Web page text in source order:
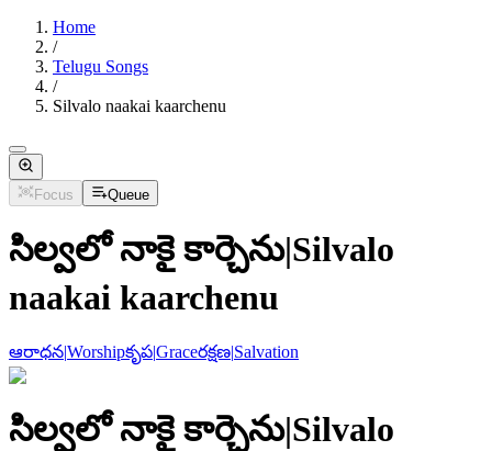
Home
/
Telugu Songs
/
Silvalo naakai kaarchenu
Focus Queue
సిల్వలో నాకై కార్చెను|Silvalo
naakai kaarchenu
ఆరాధన|Worshipకృప|Graceరక్షణ|Salvation
సిల్వలో నాకై కార్చెను|Silvalo